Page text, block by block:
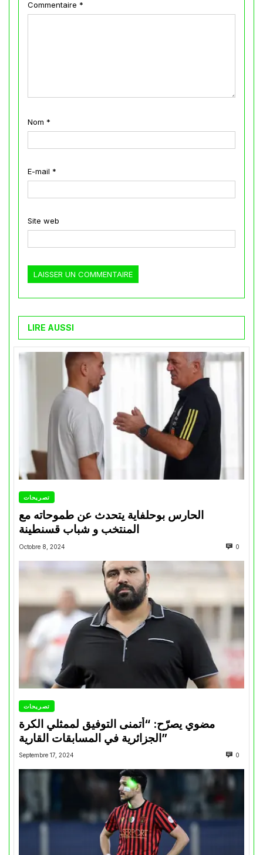
Commentaire *
Nom *
E-mail *
Site web
LIRE AUSSI
تصريحات
الحارس بوحلفاية يتحدث عن طموحاته مع
المنتخب و شباب قسنطينة
Octobre 8, 2024 0
تصريحات
مضوي يصرّح: “أتمنى التوفيق لممثلي الكرة
الجزائرية في المسابقات القارية”
Septembre 17, 2024 0